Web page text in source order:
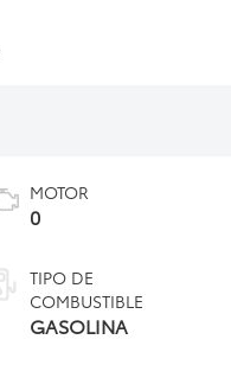
MOTOR
0
TIPO DE
COMBUSTIBLE
GASOLINA